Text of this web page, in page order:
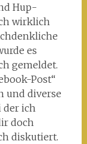
Hup-
wirklich
es
gemeldet.
Post“
und diverse
der ich
doch
diskutiert.